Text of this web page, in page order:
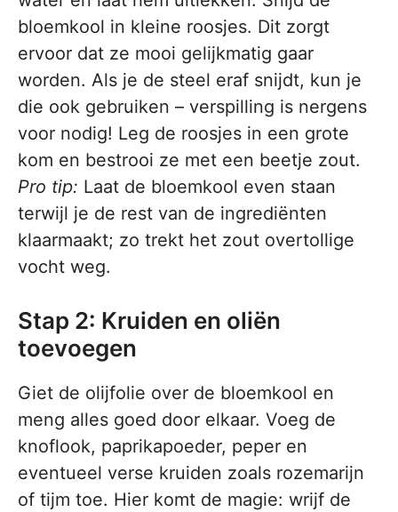
bloemkool in kleine roosjes. Dit zorgt
ervoor dat ze mooi gelijkmatig gaar
worden. Als je de steel eraf snijdt, kun je
die ook gebruiken – verspilling is nergens
voor nodig! Leg de roosjes in een grote
kom en bestrooi ze met een beetje zout.
Pro tip: Laat de bloemkool even staan
terwijl je de rest van de ingrediënten
klaarmaakt; zo trekt het zout overtollige
vocht weg.
Stap 2: Kruiden en oliën
toevoegen
Giet de olijfolie over de bloemkool en
meng alles goed door elkaar. Voeg de
knoflook, paprikapoeder, peper en
eventueel verse kruiden zoals rozemarijn
of tijm toe. Hier komt de magie: wrijf de